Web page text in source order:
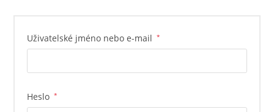
Uživatelské jméno nebo e-mail *
Heslo *